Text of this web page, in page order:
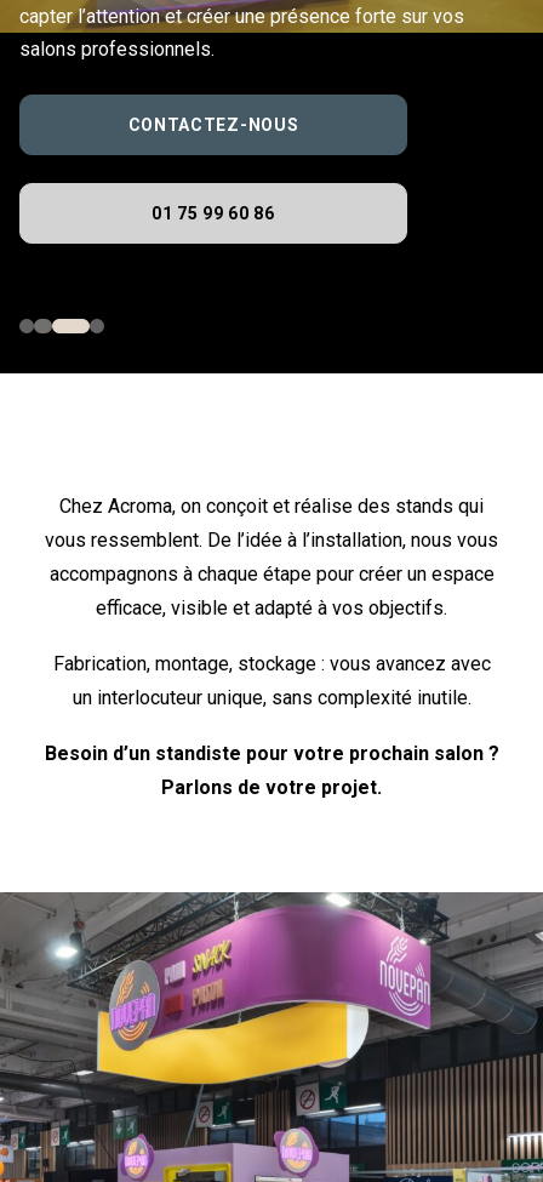
capter l’attention et créer une présence forte sur vos
salons professionnels.
CONTACTEZ-NOUS
01 75 99 60 86
Chez Acroma, on conçoit et réalise des stands qui
vous ressemblent. De l’idée à l’installation, nous vous
accompagnons à chaque étape pour créer un espace
efficace, visible et adapté à vos objectifs.
Fabrication, montage, stockage : vous avancez avec
un interlocuteur unique, sans complexité inutile.
Besoin d’un standiste pour votre prochain salon ?
Parlons de votre projet.